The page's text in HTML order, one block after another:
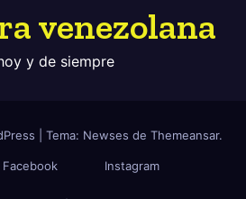
venezolana
y de siempre
Tema: Newses de Themeansar.
Facebook Instagram